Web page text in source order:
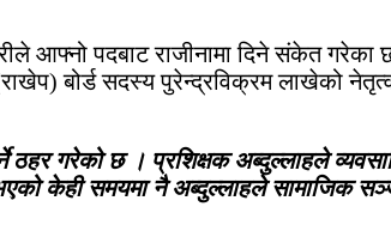
आफ्नो पदबाट राजीनामा दिने संकेत गरेका
बोर्ड सदस्य पुरेन्द्रविक्रम लाखेको
ठहर गरेको छ । प्रशिक्षक अब्दुल्लाहले
भएको केही समयमा नै अब्दुल्लाहले